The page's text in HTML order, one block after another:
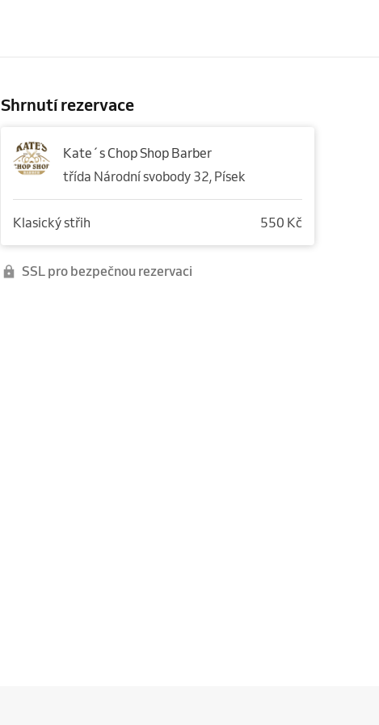
Shrnutí rezervace
Kate´s Chop Shop Barber
třída Národní svobody 32, Písek
Klasický střih 550 Kč
SSL pro bezpečnou rezervaci